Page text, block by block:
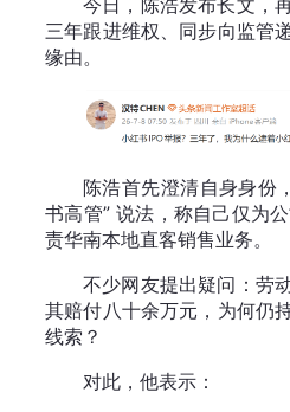
三年跟进维权、同步向监管
缘由。
陈浩首先澄清自身身份
书高管” 说法，称自己仅为
责华南本地直客销售业务。
不少网友提出疑问：劳
其赔付八十余万元，为何仍
线索？
对此，他表示：